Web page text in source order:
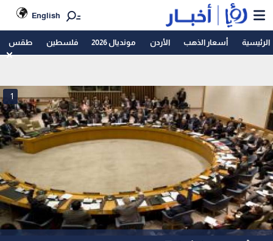
English
الرئيسية أسعار الذهب الأردن مونديال 2026 فلسطين طقس
1